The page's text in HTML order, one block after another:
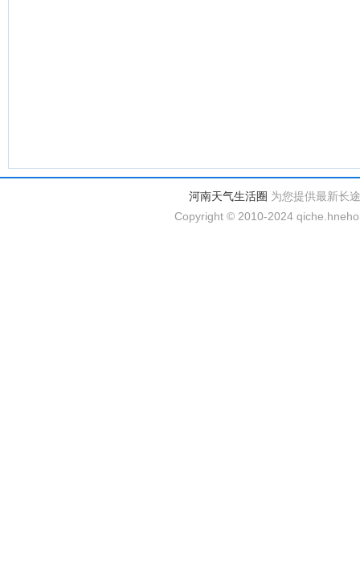
河南天气生活圈 为您提供最新长
Copyright © 2010-2024